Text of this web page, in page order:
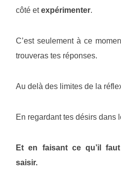
côté etexpérimenter.
C’est seulement à ce
trouveras tes réponses.
Au delà des limites de la
En regardant tes désirs dans
Et en faisant ce qu’il
saisir.